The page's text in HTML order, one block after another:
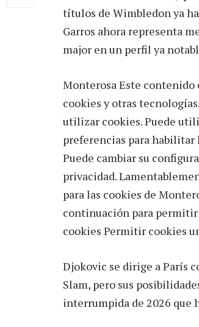
títulos de Wimbledon ya
Garros ahora representa
major en un perfil ya
Monterosa Este contenido
cookies y otras
utilizar cookies. Puede
preferencias para habilitar
Puede cambiar su
privacidad.
para las cookies de
continuación para permitir
cookies Permitir cookies
Djokovic se dirige a París
Slam, pero sus
interrumpida de 2026 que